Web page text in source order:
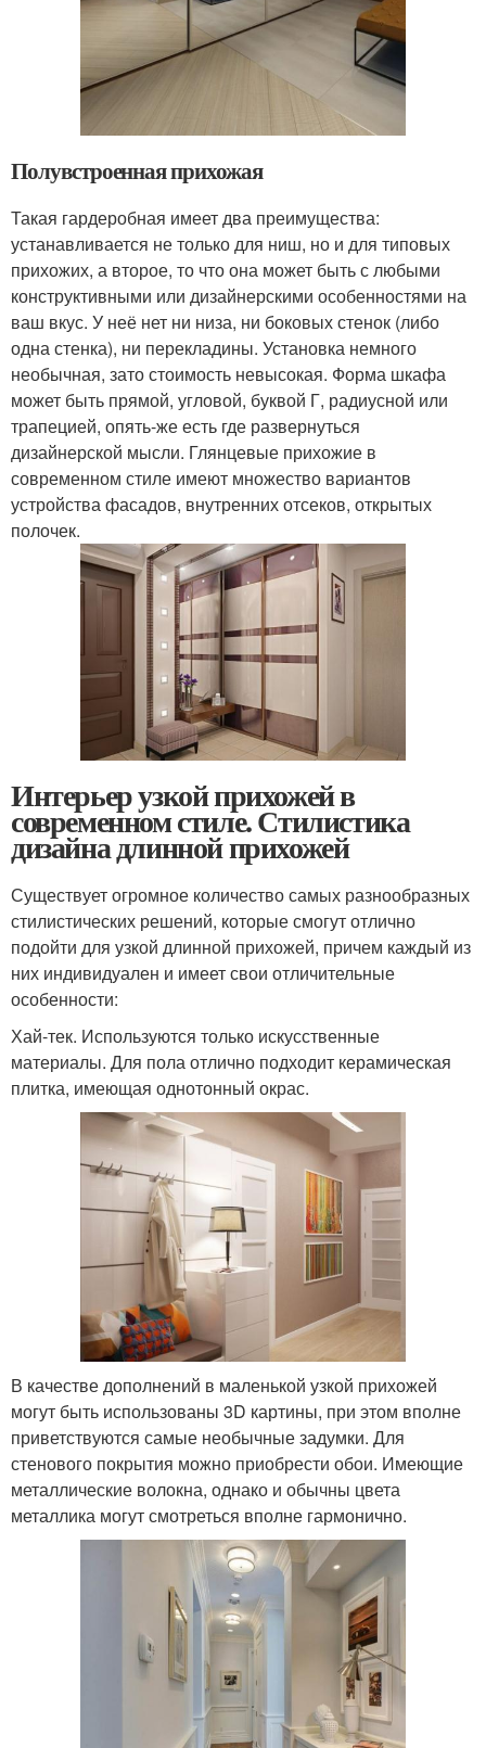
Полувстроенная прихожая
Такая гардеробная имеет два преимущества:
устанавливается не только для ниш, но и для типовых
прихожих, а второе, то что она может быть с любыми
конструктивными или дизайнерскими особенностями на
ваш вкус. У неё нет ни низа, ни боковых стенок (либо
одна стенка), ни перекладины. Установка немного
необычная, зато стоимость невысокая. Форма шкафа
может быть прямой, угловой, буквой Г, радиусной или
трапецией, опять-же есть где развернуться
дизайнерской мысли. Глянцевые прихожие в
современном стиле имеют множество вариантов
устройства фасадов, внутренних отсеков, открытых
полочек.
Интерьер узкой прихожей в
современном стиле. Стилистика
дизайна длинной прихожей
Существует огромное количество самых разнообразных
стилистических решений, которые смогут отлично
подойти для узкой длинной прихожей, причем каждый из
них индивидуален и имеет свои отличительные
особенности:
Хай-тек. Используются только искусственные
материалы. Для пола отлично подходит керамическая
плитка, имеющая однотонный окрас.
В качестве дополнений в маленькой узкой прихожей
могут быть использованы 3D картины, при этом вполне
приветствуются самые необычные задумки. Для
стенового покрытия можно приобрести обои. Имеющие
металлические волокна, однако и обычны цвета
металлика могут смотреться вполне гармонично.